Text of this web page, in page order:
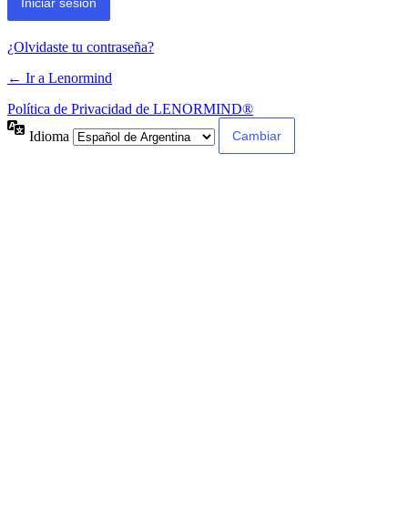
¿Olvidaste tu contraseña?
← Ir a Lenormind
Política de Privacidad de LENORMIND®
Idioma